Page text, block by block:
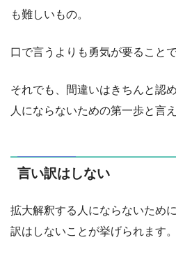
も難しいもの。
口で言うよりも勇気が要ること
それでも、間違いはきちんと認
人にならないための第一歩と言
言い訳はしない
拡大解釈する人にならないため
訳はしないことが挙げられます。